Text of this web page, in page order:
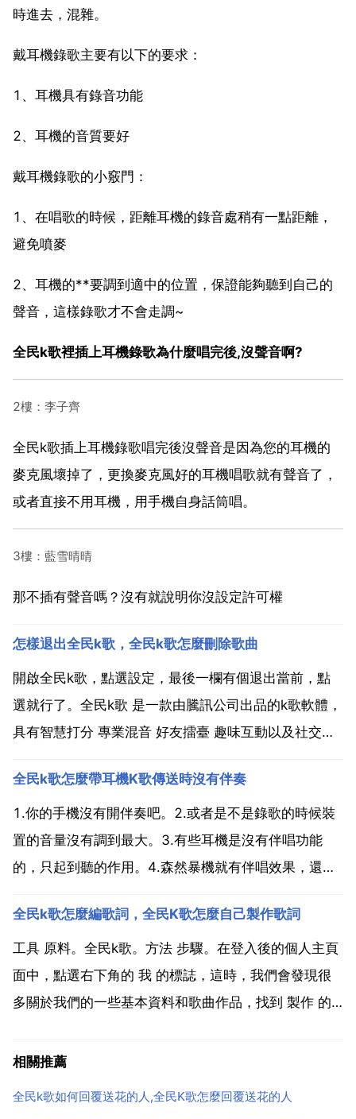
時進去，混雜。
戴耳機錄歌主要有以下的要求：
1、耳機具有錄音功能
2、耳機的音質要好
戴耳機錄歌的小竅門：
1、在唱歌的時候，距離耳機的錄音處稍有一點距離，
避免噴麥
2、耳機的**要調到適中的位置，保證能夠聽到自己的
聲音，這樣錄歌才不會走調~
全民k歌裡插上耳機錄歌為什麼唱完後,沒聲音啊?
2樓：李子齊
全民k歌插上耳機錄歌唱完後沒聲音是因為您的耳機的
麥克風壞掉了，更換麥克風好的耳機唱歌就有聲音了，
或者直接不用耳機，用手機自身話筒唱。
3樓：藍雪晴晴
那不插有聲音嗎？沒有就說明你沒設定許可權
怎樣退出全民k歌，全民k歌怎麼刪除歌曲
開啟全民k歌，點選設定，最後一欄有個退出當前，點
選就行了。全民k歌 是一款由騰訊公司出品的k歌軟體，
具有智慧打分 專業混音 好友擂臺 趣味互動以及社交分
歌 4 正式通過騰訊應用寶開啟預約 並將於2014年9月1
日在應用寶首發。作為騰訊首款k歌...
全民k歌怎麼帶耳機K歌傳送時沒有伴奏
1.你的手機沒有開伴奏吧。2.或者是不是錄歌的時候裝
置的音量沒有調到最大。3.有些耳機是沒有伴唱功能
的，只起到聽的作用。4.森然暴機就有伴唱效果，還有
耳機唱歌，沒有聲音說明麥克風沒有插好或是麥克風壞
了，可以重新插拔一下試試，或換個麥克風耳機試一下
的。...
全民k歌怎麼編歌詞，全民K歌怎麼自己製作歌詞
工具 原料。全民k歌。方法 步驟。在登入後的個人主頁
面中，點選右下角的 我 的標誌，這時，我們會發現很
多關於我們的一些基本資料和歌曲作品，找到 製作 的
名字，最好想個能吸引人的，這樣我們的歌曲作品會得
相關推薦
全民k歌如何回覆送花的人,全民K歌怎麼回覆送花的人